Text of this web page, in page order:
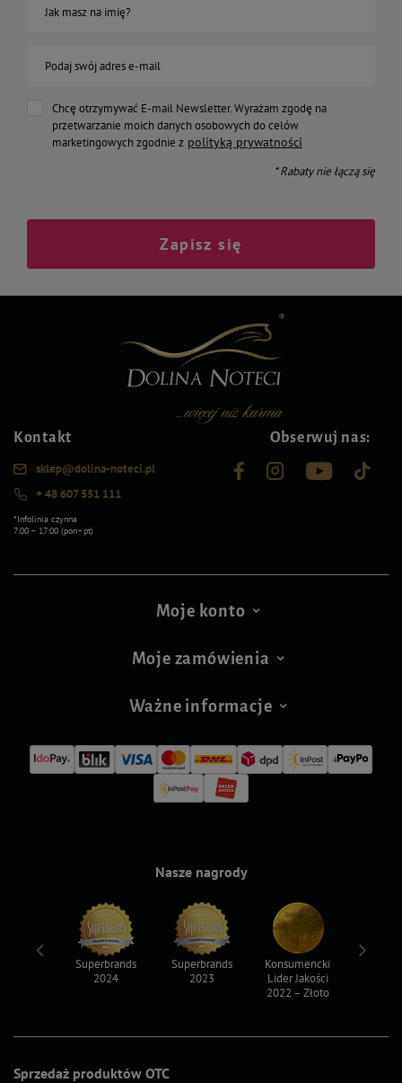
Jak masz na imię?
Podaj swój adres e-mail
Chcę otrzymywać E-mail Newsletter. Wyrażam zgodę na
przetwarzanie moich danych osobowych do celów
marketingowych zgodnie z polityką prywatności
* Rabaty nie łączą się
Zapisz się
Kontakt
sklep@dolina-noteci.pl
+ 48 607 551 111
*Infolinia czynna
7:00 – 17:00 (pon–pt)
Obserwuj nas:
Moje konto
Moje zamówienia
Ważne informacje
Sprzedaż produktów OTC
Nasze nagrody
Superbrands
2024
Superbrands
2023
Konsumencki
Lider Jakości
2022 – Złoto